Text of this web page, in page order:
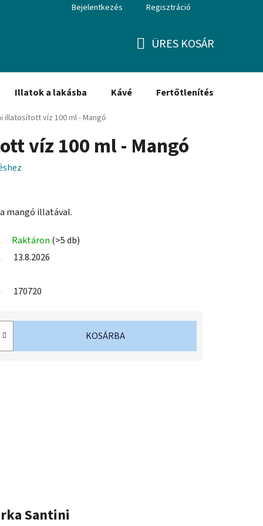
Bejelentkezés Regisztráció
ÜRES KOSÁR
Illatok a lakásba Kávé Fertőtlenítés
illatosított víz 100 ml - Mangó
víz 100 ml - Mangó
mangó illatával.
Raktáron (>5 db)
13.8.2026
170720
KOSÁRBA
Santini